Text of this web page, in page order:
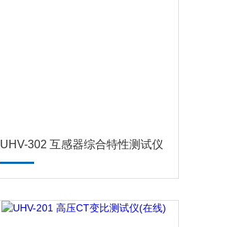
UHV-302 互感器综合特性测试仪